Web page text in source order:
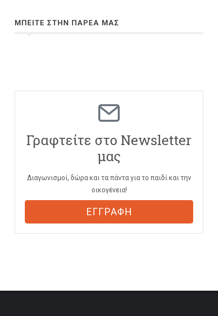
ΜΠΕΙΤΕ ΣΤΗΝ ΠΑΡΕΑ ΜΑΣ
Γραφτείτε στο Newsletter
μας
Διαγωνισμοί, δώρα και τα πάντα για το παιδί και την
οικογένεια!
ΕΓΓΡΑΦΗ